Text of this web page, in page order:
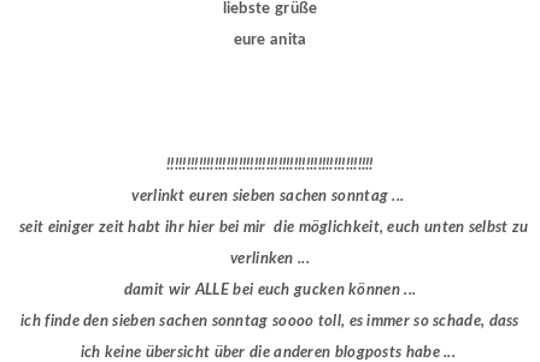
liebste grüße
eure anita
!!!!!!!!!!!!!!!!!!!!!!!!!!!!!!!!!!!!!!!!!!!!!!!!!!!!
verlinkt euren sieben sachen sonntag ...
seit einiger zeit habt ihr hier bei mir die möglichkeit, euch unten selbst zu
verlinken ...
damit wir ALLE bei euch gucken können ...
ich finde den sieben sachen sonntag soooo toll, es immer so schade, dass
ich keine übersicht über die anderen blogposts habe ...